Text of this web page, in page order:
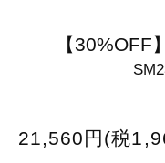
【30%OFF
21,560円(税